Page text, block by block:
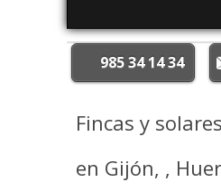
985 34 14 34
Fincas y
en Gijón, ,